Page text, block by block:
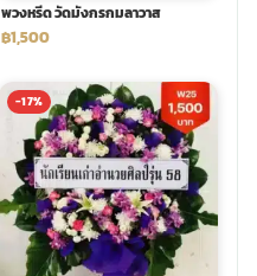
พวงหรีด วัดมังกรกมลาวาส
฿1,500
-17%